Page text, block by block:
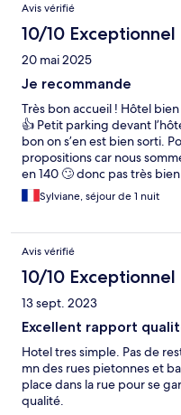
Avis vérifié
10/10 Exceptionnel
20 mai 2025
Je recommande
Très bon accueil ! Hôtel
👍 Petit parking devant
bon on s’en est bien sorti.
propositions car nous
en 140 🙄 donc pas très
Sylviane, séjour de 1 nuit
Avis vérifié
10/10 Exceptionnel
13 sept. 2023
Excellent rapport
Hotel tres simple. Pas de
mn des rues pietonnes et
place dans la rue pour se
qualité.